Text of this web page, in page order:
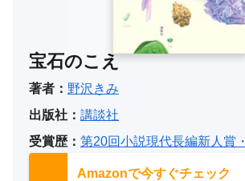
宝石のこえ
著者： 野沢きみ
出版社： 講談社
受賞歴： 第20回小説現代長編新人賞
Amazonで今すぐチェック